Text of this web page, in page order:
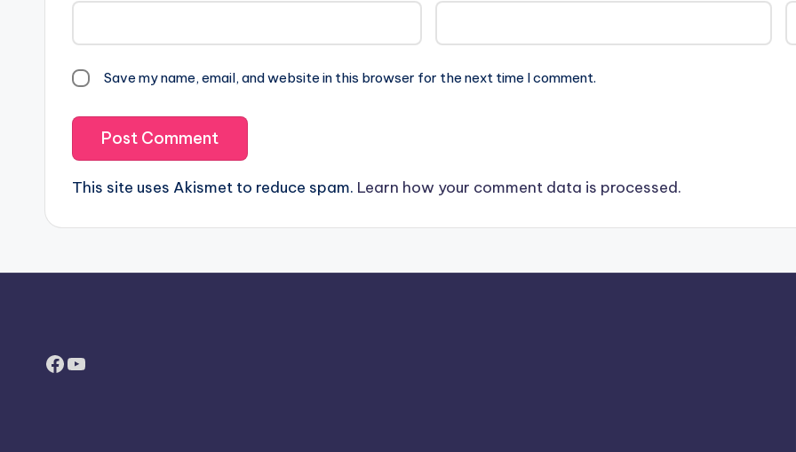
Save my name, email, and website in this browser for the next time I comment.
This site uses Akismet to reduce spam. Learn how your comment data is processed.
Facebook
YouTube